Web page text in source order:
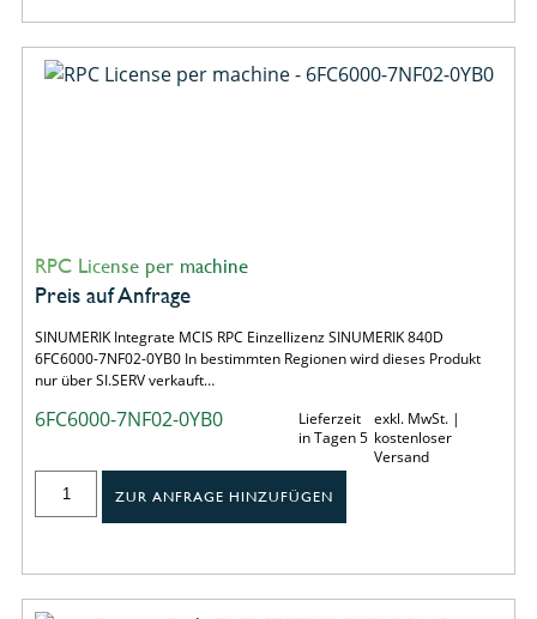
RPC License per machine
Preis auf Anfrage
SINUMERIK Integrate MCIS RPC Einzellizenz SINUMERIK 840D
6FC6000-7NF02-0YB0 In bestimmten Regionen wird dieses Produkt
nur über SI.SERV verkauft…
6FC6000-7NF02-0YB0
Lieferzeit
in Tagen 5
exkl. MwSt. |
kostenloser
Versand
ZUR ANFRAGE HINZUFÜGEN